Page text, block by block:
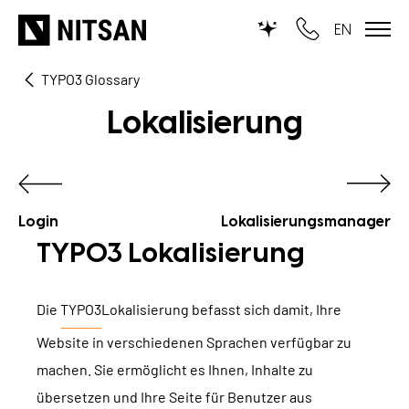
EN
WIR MACHEN TYPO3...
für öffentliche Einrichtungen
TYPO3 Entwicklung
TYPO3 Upgrade Service
REFERENZEN
UNSERE PREISE
TYPO3 Glossary
Lokalisierung
Login Lokalisierungsmanager
TYPO3 Lokalisierung
Die TYPO3Lokalisierung befasst sich damit, Ihre
Website in verschiedenen Sprachen verfügbar zu
machen. Sie ermöglicht es Ihnen, Inhalte zu
übersetzen und Ihre Seite für Benutzer aus